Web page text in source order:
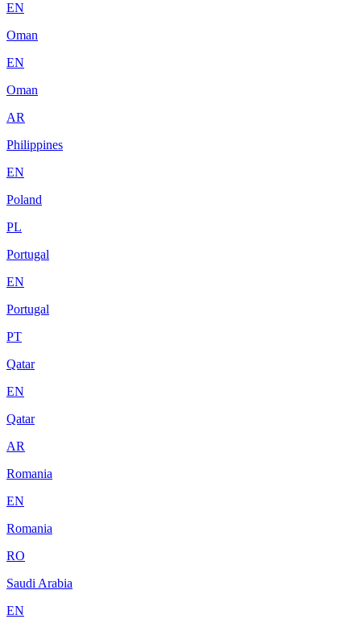
EN
Oman
EN
Oman
AR
Philippines
EN
Poland
PL
Portugal
EN
Portugal
PT
Qatar
EN
Qatar
AR
Romania
EN
Romania
RO
Saudi Arabia
EN